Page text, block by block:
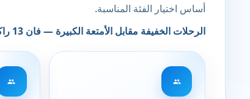
أساس اختيار الفئة المناسبة.
الرحلات الخفيفة مقابل الأمتعة الكبيرة — فان 13 راكب للإيجار